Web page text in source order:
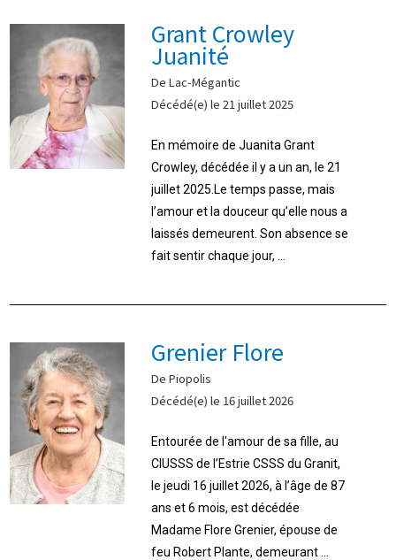
Grant Crowley
Juanité
De Lac-Mégantic
Décédé(e) le 21 juillet 2025
En mémoire de Juanita Grant
Crowley, décédée il y a un an, le 21
juillet 2025.Le temps passe, mais
l’amour et la douceur qu’elle nous a
laissés demeurent. Son absence se
fait sentir chaque jour, ...
Grenier Flore
De Piopolis
Décédé(e) le 16 juillet 2026
Entourée de l'amour de sa fille, au
CIUSSS de l’Estrie CSSS du Granit,
le jeudi 16 juillet 2026, à l’âge de 87
ans et 6 mois, est décédée
Madame Flore Grenier, épouse de
feu Robert Plante, demeurant ...